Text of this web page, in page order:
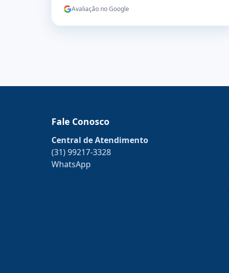
Avaliação no Google
Fale Conosco
Central de Atendimento
(31) 99217-3328
WhatsApp